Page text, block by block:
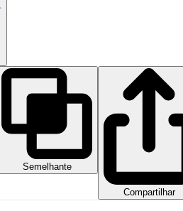
Semelhante
Compartilhar